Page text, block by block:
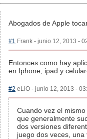
Abogados de Apple
#1 Frank - junio 12, 2013 -
Entonces como hay
en Iphone, ipad y
#2 eLiO - junio 12, 2013 -
Cuando vez el
que generalmente
dos versiones
juego dos veces, una